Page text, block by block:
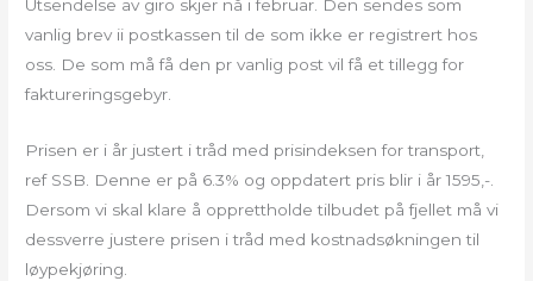
Utsendelse av giro skjer nå i februar. Den sendes som
vanlig brev ii postkassen til de som ikke er registrert hos
oss. De som må få den pr vanlig post vil få et tillegg for
faktureringsgebyr.
Prisen er i år justert i tråd med prisindeksen for transport,
ref SSB. Denne er på 6.3% og oppdatert pris blir i år 1595,-.
Dersom vi skal klare å opprettholde tilbudet på fjellet må vi
dessverre justere prisen i tråd med kostnadsøkningen til
løypekjøring.